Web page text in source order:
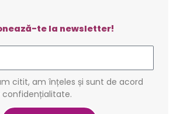
te la newsletter!
citit, am înțeles și sunt de acord